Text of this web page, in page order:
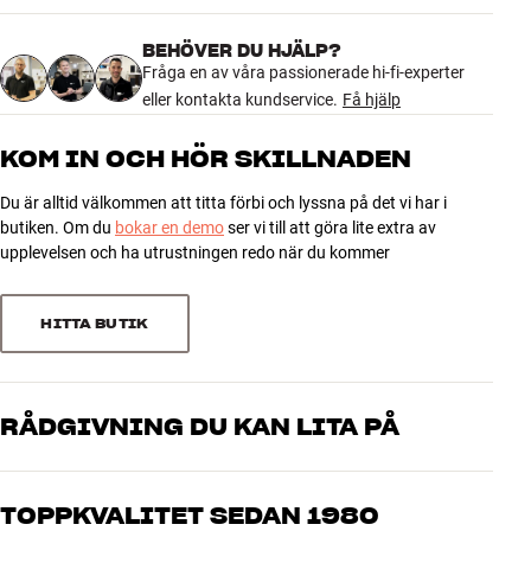
Mer från Clic
Färg
Svart
Svart
Vikt (kg)
0
Höjd emballage (cm)
0
Vikt emballage (kg)
0
GENERELLA EGENSKAPER
Längd: 15 eller 20 cm
clic 05 kabelränna passar följande clic-möbler: clic 410, clic 420, clic
430, clic 230, clic 111, clic 211, clic 311, clic 221, clic 221-2, clic 231,
clic 212, clic 312, clic 222, clic 222-1, clic 232
Aluminiumutförande
Finish: vit, svart eller silver
4.5
5
4
1
Sortera efter
BEHÖVER DU HJÄLP?
Fråga en av våra passionerade hi-fi-experter
eller kontakta kundservice. Få hjälp
KOM IN OCH HÖR SKILLNADEN
Du är alltid välkommen att titta förbi och lyssna på det vi har i
butiken. Om du bokar en demoser vi till att göra lite extra av
upplevelsen och ha utrustningen redo när du kommer
HITTA BUTIK
RÅDGIVNING DU KAN LITA PÅ
Våra medarbetare är riktiga entusiaster som kan produkterna och
vad du drömmer om, så hjälper vi dig att hitta den lösning som
TOPPKVALITET SEDAN 1980